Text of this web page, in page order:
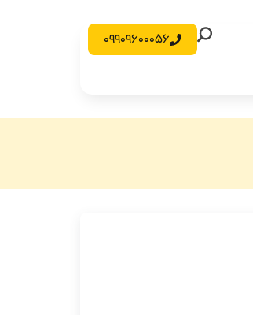
09909600056